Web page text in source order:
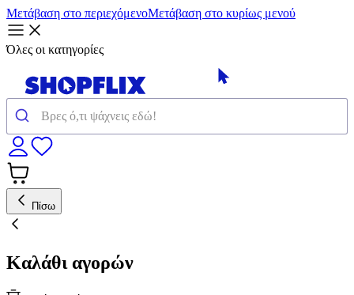
Μετάβαση στο περιεχόμενοΜετάβαση στο κυρίως μενού
Όλες οι κατηγορίες
Πίσω
Καλάθι αγορών